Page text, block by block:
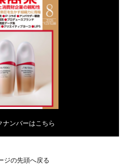
ナンバーはこちら
ジの先頭へ戻る